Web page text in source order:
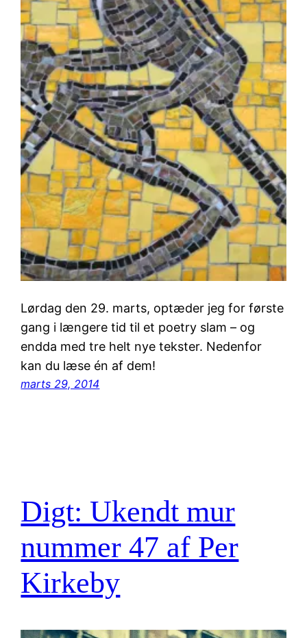
Lørdag den 29. marts, optæder jeg for første
gang i længere tid til et poetry slam – og
endda med tre helt nye tekster. Nedenfor
kan du læse én af dem!
marts 29, 2014
Digt: Ukendt mur
nummer 47 af Per
Kirkeby